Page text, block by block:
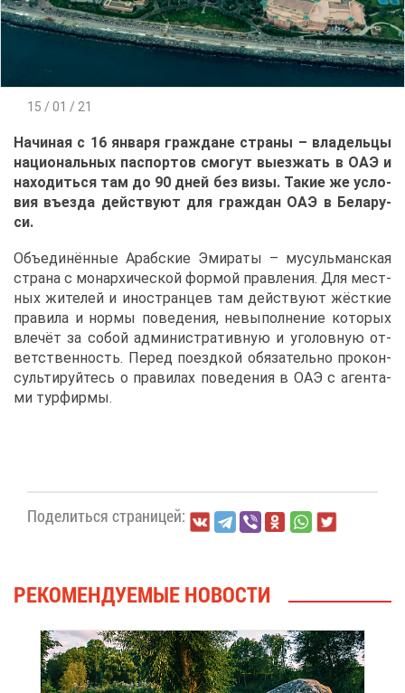
15 / 01 / 21
На­чи­ная с 16 ян­ва­ря граж­дане стра­ны – вла­дель­цы
на­ци­о­наль­ных пас­пор­тов смо­гут вы­ез­жать в ОАЭ и
на­хо­дить­ся там до 90 дней без ви­зы. Та­кие же усло­
вия въез­да дей­ству­ют для граж­дан ОАЭ в Бе­ла­ру­
си.
Объ­еди­нён­ные Араб­ские Эми­ра­ты – му­суль­ман­ская
стра­на с мо­нар­хи­че­ской фор­мой прав­ле­ния. Для мест­
ных жи­те­лей и ино­стран­цев там дей­ству­ют жёст­кие
пра­ви­ла и нор­мы по­ве­де­ния, невы­пол­не­ние ко­то­рых
вле­чёт за со­бой ад­ми­ни­стра­тив­ную и уго­лов­ную от­
вет­ствен­ность. Пе­ред по­езд­кой обя­за­тель­но про­кон­
суль­ти­руй­тесь о пра­ви­лах по­ве­де­ния в ОАЭ с аген­та­
ми тур­фир­мы.
По­де­лить­ся стра­ни­цей:
РЕ­КО­МЕН­ДУ­Е­МЫЕ НО­ВО­СТИ